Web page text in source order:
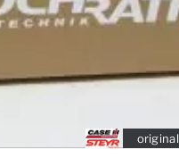
original